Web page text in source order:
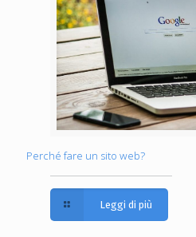
Perché fare un sito web?
Leggi di più